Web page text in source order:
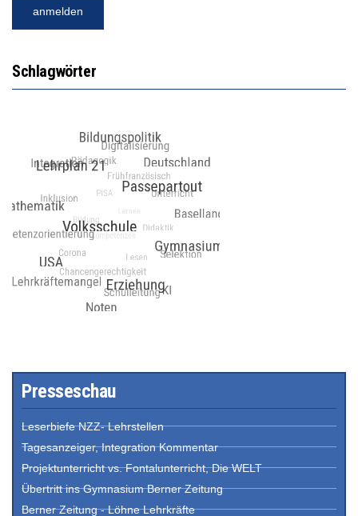
Schlagwörter
Presseschau
Leserbiefe NZZ- Lehrstellen
Tagesanzeiger, Integration Kommentar
Projektunterricht vs. Fontalunterricht, Die WELT
Übertritt ins Gymnasium Berner Zeitung
Berner Zeitung - Löhne Lehrkräfte